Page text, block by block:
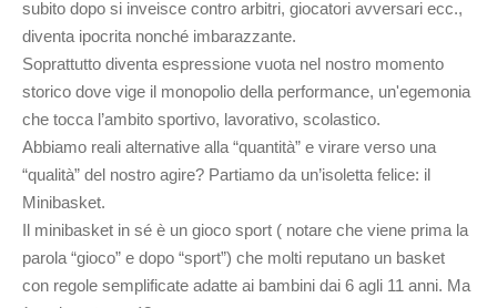
subito dopo si inveisce contro arbitri, giocatori avversari ecc.,
diventa ipocrita nonché imbarazzante.
Soprattutto diventa espressione vuota nel nostro momento
storico dove vige il monopolio della performance, un'egemonia
che tocca l’ambito sportivo, lavorativo, scolastico.
Abbiamo reali alternative alla “quantità” e virare verso una
“qualità” del nostro agire? Partiamo da un’isoletta felice: il
Minibasket.
Il minibasket in sé è un gioco sport ( notare che viene prima la
parola “gioco” e dopo “sport”) che molti reputano un basket
con regole semplificate adatte ai bambini dai 6 agli 11 anni. Ma